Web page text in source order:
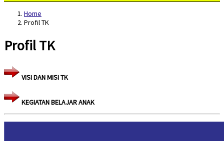
Home
Profil TK
Profil TK
VISI DAN MISI TK
KEGIATAN BELAJAR ANAK